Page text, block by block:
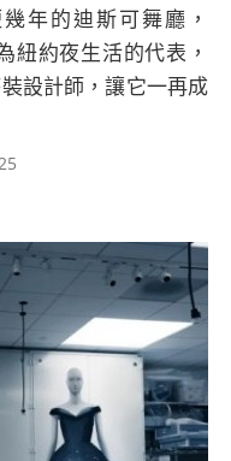
年的迪斯可舞廳，
紐約夜生活的代表，
設計師，讓它一再成
曾經歷過那個輝煌時
響力著實令人驚奇。